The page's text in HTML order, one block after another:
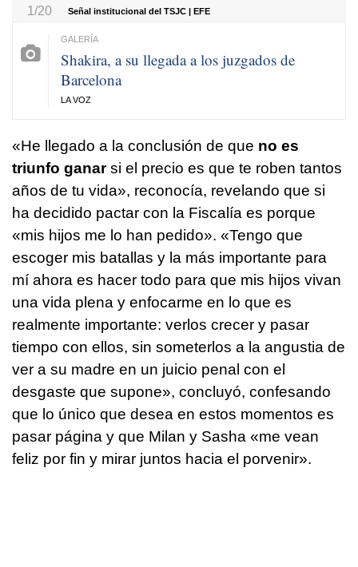
1/20 Señal institucional del TSJC | EFE
Shakira, a su llegada a los juzgados de
Barcelona
LA VOZ
«He llegado a la conclusión de que no es
triunfo ganarsi el precio es que te roben tantos
años de tu vida», reconocía, revelando que si
ha decidido pactar con la Fiscalía es porque
«mis hijos me lo han pedido». «Tengo que
escoger mis batallas y la más importante para
mí ahora es hacer todo para que mis hijos vivan
una vida plena y enfocarme en lo que es
realmente importante: verlos crecer y pasar
tiempo con ellos, sin someterlos a la angustia de
ver a su madre en un juicio penal con el
desgaste que supone», concluyó, confesando
que lo único que desea en estos momentos es
pasar página y que Milan y Sasha «me vean
feliz por fin y mirar juntos hacia el porvenir».